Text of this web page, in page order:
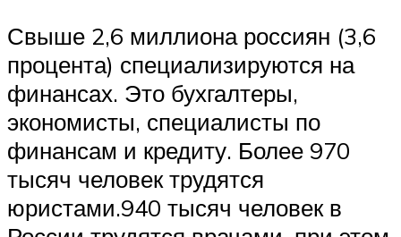
Свыше 2,6 миллиона россиян (3,6
процента) специализируются на
финансах. Это бухгалтеры,
экономисты, специалисты по
финансам и кредиту. Более 970
тысяч человек трудятся
юристами.940 тысяч человек в